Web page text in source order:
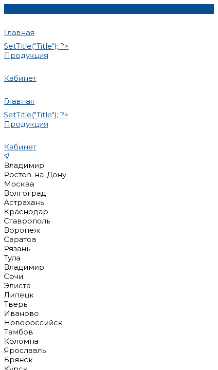
Главная
SetTitle("Title"); ?>
Продукция
Кабинет
Главная
SetTitle("Title"); ?>
Продукция
Кабинет
Владимир
Ростов-на-Дону
Москва
Волгоград
Астрахань
Краснодар
Ставрополь
Воронеж
Саратов
Рязань
Тула
Владимир
Сочи
Элиста
Липецк
Тверь
Иваново
Новороссийск
Тамбов
Коломна
Ярославль
Брянск